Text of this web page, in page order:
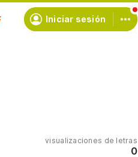
Iniciar sesión
visualizaciones de letras
0